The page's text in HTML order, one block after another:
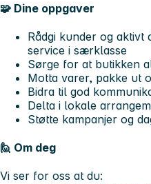
🧩 Dine oppgaver
Rådgi kunder og
service i særklasse
Sørge for at butikken
Motta varer, pakke ut
Bidra til god
Delta i lokale
Støtte kampanjer og
🙋 Om deg
Vi ser for oss at du: